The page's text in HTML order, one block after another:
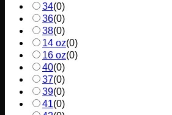
34(0)
36(0)
38(0)
14 oz(0)
16 oz(0)
40(0)
37(0)
39(0)
41(0)